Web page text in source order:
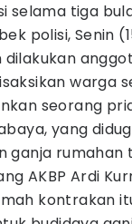
selama tiga
polisi, Senin
warga
seorang
yang
ganja rumahan
AKBP Ardi
kontrakan